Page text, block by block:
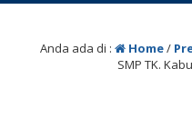
Tanggal 21 Desember 2025 sd
Anda ada di : Home/
SMP TK.